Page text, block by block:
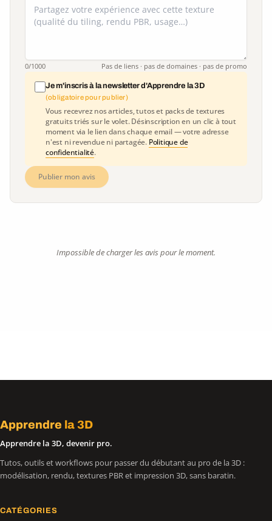
0/1000 Pas de liens · pas de domaines · pas de promo
Je m'inscris à la newsletter d'Apprendre la 3D
(obligatoire pour publier)
Vous recevrez nos articles, tutos et packs de textures
gratuits triés sur le volet. Désinscription en un clic à tout
moment via le lien dans chaque email — votre adresse
n'est ni revendue ni partagée. Politique de
confidentialité.
Publier mon avis
Impossible de charger les avis pour le moment.
Apprendre la 3D
Apprendre la 3D, devenir pro.
Tutos, outils et workflows pour passer du débutant au pro de la 3D :
modélisation, rendu, textures PBR et impression 3D, sans baratin.
CATÉGORIES